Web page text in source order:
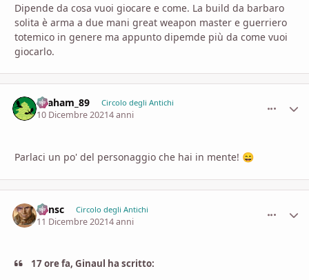
Dipende da cosa vuoi giocare e come. La build da barbaro
solita è arma a due mani great weapon master e guerriero
totemico in genere ma appunto dipemde più da come vuoi
giocarlo.
Graham_89 Circolo degli Antichi
10 Dicembre 20214 anni
Parlaci un po' del personaggio che hai in mente! 😄
Minsc Circolo degli Antichi
11 Dicembre 20214 anni
17 ore fa, Ginaul ha scritto: